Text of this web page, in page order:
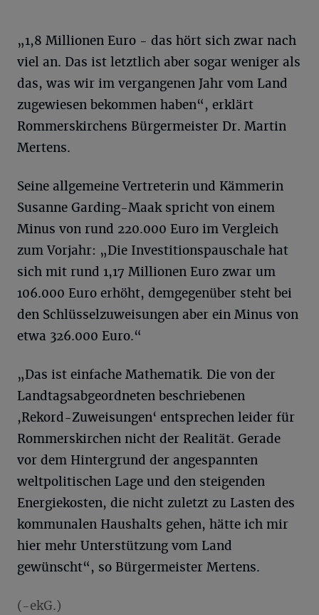
„1,8 Millionen Euro - das hört sich zwar nach
viel an. Das ist letztlich aber sogar weniger als
das, was wir im vergangenen Jahr vom Land
zugewiesen bekommen haben“, erklärt
Rommerskirchens Bürgermeister Dr. Martin
Mertens.
Seine allgemeine Vertreterin und Kämmerin
Susanne Garding-Maak spricht von einem
Minus von rund 220.000 Euro im Vergleich
zum Vorjahr: „Die Investitionspauschale hat
sich mit rund 1,17 Millionen Euro zwar um
106.000 Euro erhöht, demgegenüber steht bei
den Schlüsselzuweisungen aber ein Minus von
etwa 326.000 Euro.“
„Das ist einfache Mathematik. Die von der
Landtagsabgeordneten beschriebenen
,Rekord-Zuweisungen‘ entsprechen leider für
Rommerskirchen nicht der Realität. Gerade
vor dem Hintergrund der angespannten
weltpolitischen Lage und den steigenden
Energiekosten, die nicht zuletzt zu Lasten des
kommunalen Haushalts gehen, hätte ich mir
hier mehr Unterstützung vom Land
gewünscht“, so Bürgermeister Mertens.
(-ekG.)